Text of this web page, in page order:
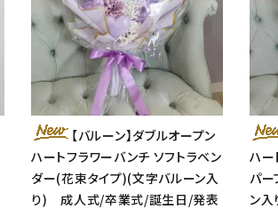
【バルーン】ダブルオープン
ハートフラワーバンチ ソフトラベン
ダー(花束タイプ)(文字バルーン入
り) 成人式/卒業式/誕生日/発表
ハー
パー
ン